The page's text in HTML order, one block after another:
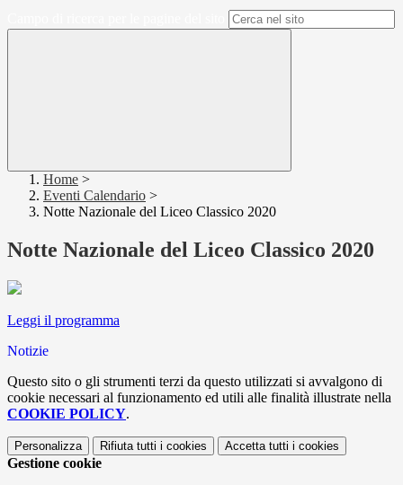
Home >
Eventi Calendario >
Notte Nazionale del Liceo Classico 2020
Notte Nazionale del Liceo Classico 2020
Leggi il programma
Notizie
Questo sito o gli strumenti terzi da questo utilizzati si avvalgono di
cookie necessari al funzionamento ed utili alle finalità illustrate nella
COOKIE POLICY.
Personalizza Rifiuta tutti i cookies Accetta tutti i cookies
Gestione cookie